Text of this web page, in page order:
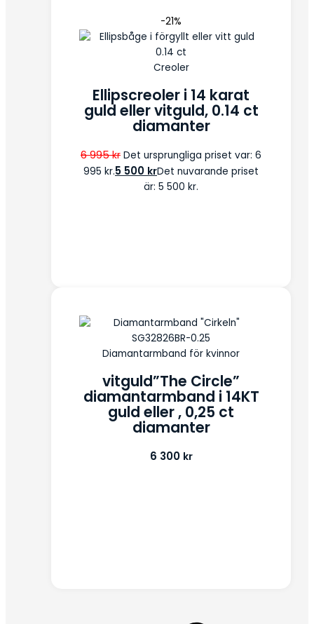
-21%
Creoler
Ellipscreoler i 14 karat
guld eller vitguld, 0.14 ct
diamanter
6 995kr Det ursprungliga priset var: 6
995 kr.5 500 krDet nuvarande priset
är: 5 500 kr.
Diamantarmband för kvinnor
vitguld”The Circle”
diamantarmband i 14KT
guld eller , 0,25 ct
diamanter
6 300 kr